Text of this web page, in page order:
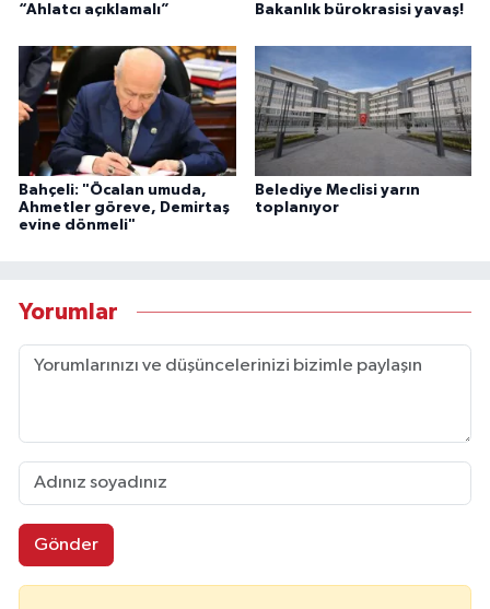
“Ahlatcı açıklamalı” Bakanlık bürokrasisi yavaş!
Bahçeli: "Öcalan umuda,
Ahmetler göreve, Demirtaş
evine dönmeli"
Belediye Meclisi yarın
toplanıyor
Yorumlar
Gönder